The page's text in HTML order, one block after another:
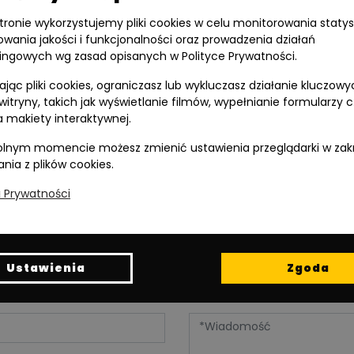
wykorzystujemy pliki cookies w celu monitorowania
jakości i funkcjonalności oraz prowadzenia działań
wg zasad opisanych w Polityce Prywatności.
pliki cookies, ograniczasz lub wykluczasz działanie
takich jak wyświetlanie filmów, wypełnianie formularzy
makiety interaktywnej.
momencie możesz zmienić ustawienia przeglądarki w
z plików cookies.
Prywatności
Ustawienia Zgoda
Wspieramy